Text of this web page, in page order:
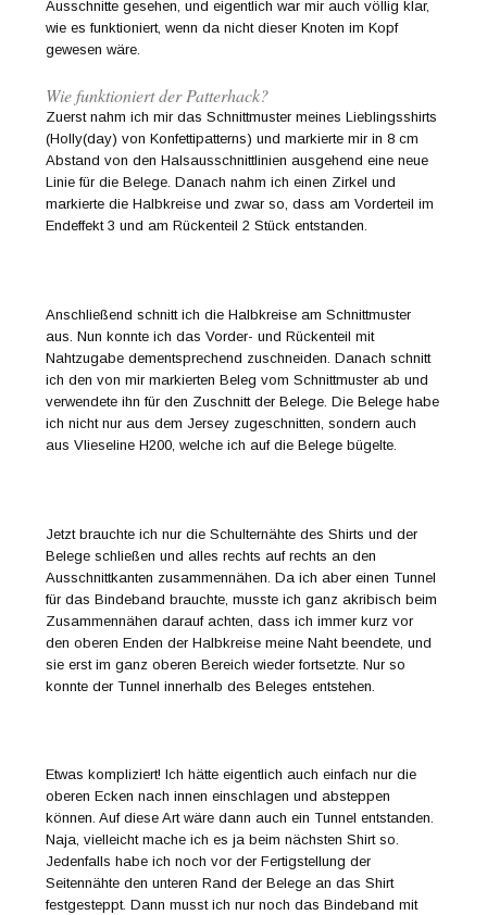
Ausschnitte gesehen, und eigentlich war mir auch völlig klar,
wie es funktioniert, wenn da nicht dieser Knoten im Kopf
gewesen wäre.
Wie funktioniert der Patterhack?
Zuerst nahm ich mir das Schnittmuster meines Lieblingsshirts
(Holly(day) von Konfettipatterns) und markierte mir in 8 cm
Abstand von den Halsausschnittlinien ausgehend eine neue
Linie für die Belege. Danach nahm ich einen Zirkel und
markierte die Halbkreise und zwar so, dass am Vorderteil im
Endeffekt 3 und am Rückenteil 2 Stück entstanden.
Anschließend schnitt ich die Halbkreise am Schnittmuster
aus. Nun konnte ich das Vorder- und Rückenteil mit
Nahtzugabe dementsprechend zuschneiden. Danach schnitt
ich den von mir markierten Beleg vom Schnittmuster ab und
verwendete ihn für den Zuschnitt der Belege. Die Belege habe
ich nicht nur aus dem Jersey zugeschnitten, sondern auch
aus Vlieseline H200, welche ich auf die Belege bügelte.
Jetzt brauchte ich nur die Schulternähte des Shirts und der
Belege schließen und alles rechts auf rechts an den
Ausschnittkanten zusammennähen. Da ich aber einen Tunnel
für das Bindeband brauchte, musste ich ganz akribisch beim
Zusammennähen darauf achten, dass ich immer kurz vor
den oberen Enden der Halbkreise meine Naht beendete, und
sie erst im ganz oberen Bereich wieder fortsetzte. Nur so
konnte der Tunnel innerhalb des Beleges entstehen.
Etwas kompliziert! Ich hätte eigentlich auch einfach nur die
oberen Ecken nach innen einschlagen und absteppen
können. Auf diese Art wäre dann auch ein Tunnel entstanden.
Naja, vielleicht mache ich es ja beim nächsten Shirt so.
Jedenfalls habe ich noch vor der Fertigstellung der
Seitennähte den unteren Rand der Belege an das Shirt
festgesteppt. Dann musst ich nur noch das Bindeband mit